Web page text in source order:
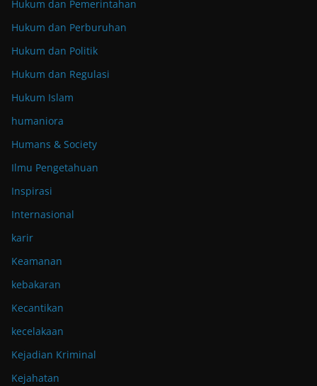
Hukum dan Pemerintahan
Hukum dan Perburuhan
Hukum dan Politik
Hukum dan Regulasi
Hukum Islam
humaniora
Humans & Society
Ilmu Pengetahuan
Inspirasi
Internasional
karir
Keamanan
kebakaran
Kecantikan
kecelakaan
Kejadian Kriminal
Kejahatan